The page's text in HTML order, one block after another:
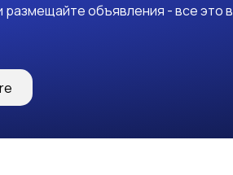
объявления - все это в